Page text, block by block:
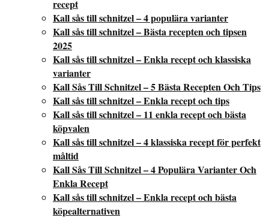
recept
Kall sås till schnitzel – 4 populära varianter
Kall sås till schnitzel – Bästa recepten och tipsen
2025
Kall sås till schnitzel – Enkla recept och klassiska
varianter
Kall Sås Till Schnitzel – 5 Bästa Recepten Och Tips
Kall sås till schnitzel – Enkla recept och tips
Kall sås till schnitzel – 11 enkla recept och bästa
köpvalen
Kall sås till schnitzel – 4 klassiska recept för perfekt
måltid
Kall Sås Till Schnitzel – 4 Populära Varianter Och
Enkla Recept
Kall sås till schnitzel – Enkla recept och bästa
köpealternativen